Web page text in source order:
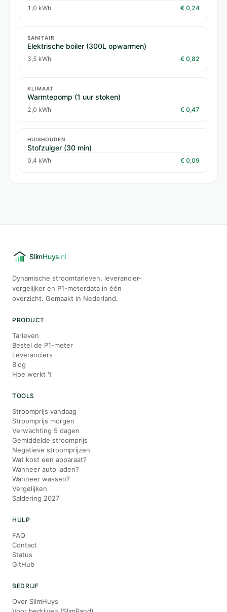
1,0 kWh € 0,24
SANITAIR
Elektrische boiler (300L opwarmen)
3,5 kWh € 0,82
KLIMAAT
Warmtepomp (1 uur stoken)
2,0 kWh € 0,47
HUISHOUDEN
Stofzuiger (30 min)
0,4 kWh € 0,09
Dynamische stroomtarieven, leverancier-
vergelijker en P1-meterdata in één
overzicht. Gemaakt in Nederland.
PRODUCT
Tarieven
Bestel de P1-meter
Leveranciers
Blog
Hoe werkt 't
TOOLS
Stroomprijs vandaag
Stroomprijs morgen
Verwachting 5 dagen
Gemiddelde stroomprijs
Negatieve stroomprijzen
Wat kost een apparaat?
Wanneer auto laden?
Wanneer wassen?
Vergelijken
Saldering 2027
HULP
FAQ
Contact
Status
GitHub
BEDRIJF
Over SlimHuys